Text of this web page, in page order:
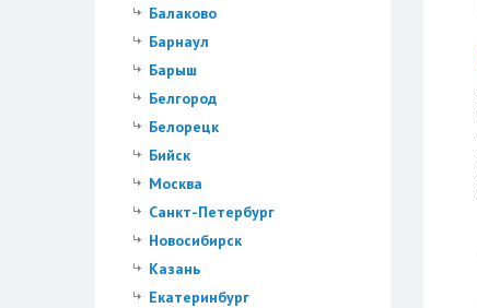
Балаково
Барнаул
Барыш
Белгород
Белорецк
Бийск
Москва
Санкт-Петербург
Новосибирск
Казань
Екатеринбург